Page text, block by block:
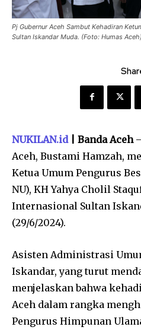
Pj Gubernur Aceh Sambut Kehadiran
Sultan Iskandar Muda. (Foto: Humas Aceh)
NUKILAN.id| Banda Aceh
Aceh, Bustami Hamzah,
Ketua Umum Pengurus
NU), KH Yahya Cholil
Internasional Sultan
(29/6/2024).
Asisten Administrasi
Iskandar, yang turut
menjelaskan bahwa
Aceh dalam rangka
Pengurus Himpunan